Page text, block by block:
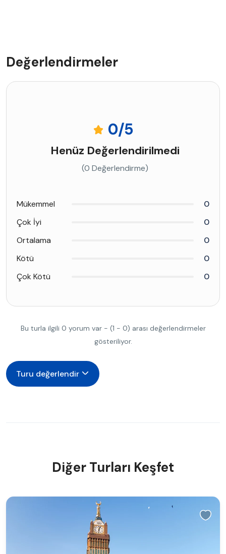
Değerlendirmeler
0/5
Henüz Değerlendirilmedi
(0 Değerlendirme)
Mükemmel
0
Çok İyi
0
Ortalama
0
Kötü
0
Çok Kötü
0
Bu turla ilgili 0 yorum var - (1 - 0) arası değerlendirmeler
gösteriliyor.
Turu değerlendir
Diğer Turları Keşfet